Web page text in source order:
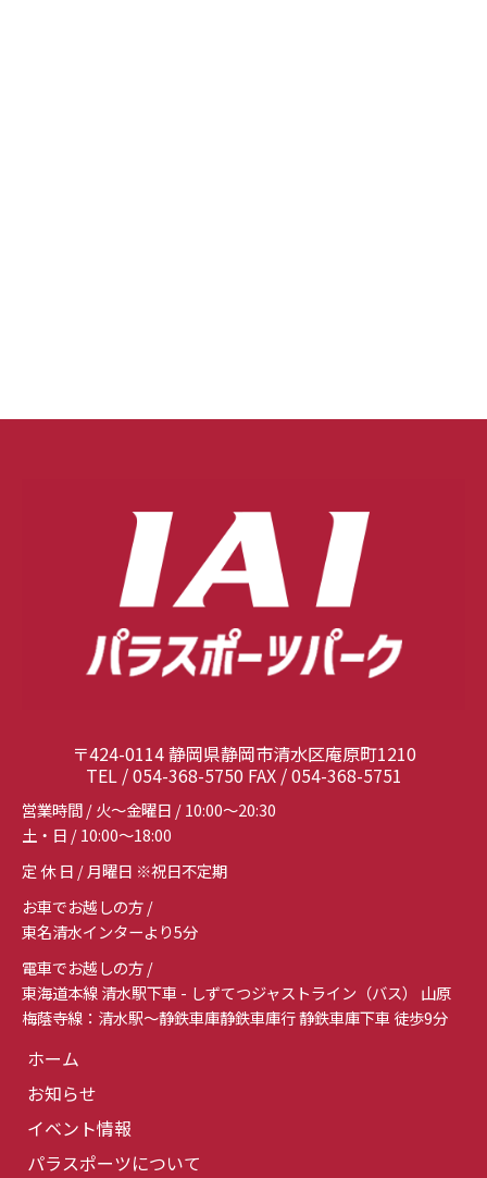
〒424-0114 静岡県静岡市清水区庵原町1210
TEL / 054-368-5750 FAX / 054-368-5751
営業時間 / 火～金曜日 / 10:00～20:30
土・日 / 10:00～18:00
定 休 日 / 月曜日 ※祝日不定期
お車でお越しの方 /
東名清水インターより5分
電車でお越しの方 /
東海道本線 清水駅下車 - しずてつジャストライン（バス） 山原
梅蔭寺線：清水駅～静鉄車庫静鉄車庫行 静鉄車庫下車 徒歩9分
ホーム
お知らせ
イベント情報
パラスポーツについて